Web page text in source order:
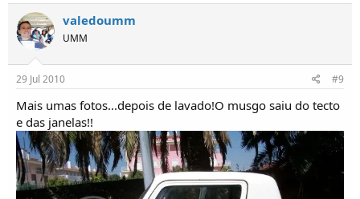
valedoumm
UMM
29 Jul 2010 #9
Mais umas fotos...depois de lavado!O musgo saiu do tecto
e das janelas!!